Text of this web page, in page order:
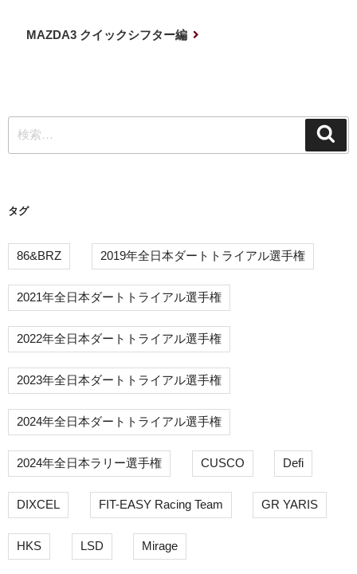
シ
ョ
MAZDA3 クイックシフター編
索:
タグ
86&BRZ 2019年全日本ダートトライアル選手権
2021年全日本ダートトライアル選手権
2022年全日本ダートトライアル選手権
2023年全日本ダートトライアル選手権
2024年全日本ダートトライアル選手権
2024年全日本ラリー選手権 CUSCO Defi
DIXCEL FIT-EASY Racing Team GR YARIS
HKS LSD Mirage